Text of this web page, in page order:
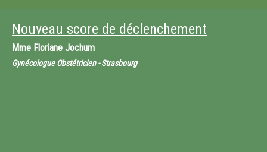
Nouveau score de déclenchement
Mme Floriane Jochum
Gynécologue Obstétricien - Strasbourg